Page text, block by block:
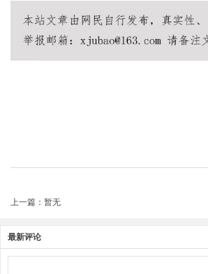
上一篇：暂无
最新评论